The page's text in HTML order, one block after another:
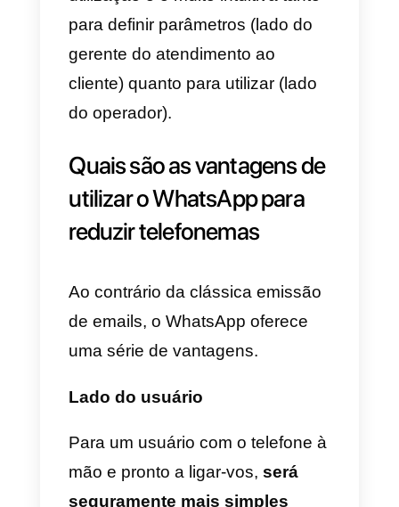
multiusuário.
Entre as principais
funcionalidades da Callbell
1)Acesso multiusuário a uma
única conta WhatsApp API
manual das conversas entre os
membros da equipa.
3)Automatização com um
4)Criação de Tags, Respostas